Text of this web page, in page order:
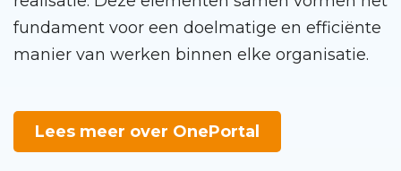
Power BI Toolkit
Integraties
fundament voor een doelmatige en efficiënte
manier van werken binnen elke organisatie.
Lees meer over OnePortal